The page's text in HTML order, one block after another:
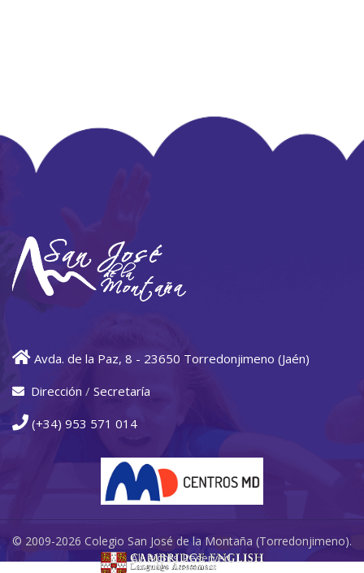
Avda. de la Paz, 8 - 23650 Torredonjimeno (Jaén)
Dirección / Secretaría
(+34) 953 571 014
© 2009-2026 Colegio San José de la Montaña (Torredonjimeno).
All Rights Reserved.